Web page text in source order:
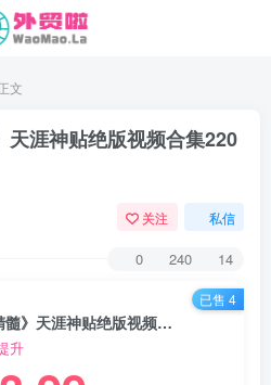
文
天涯神贴绝版视频合集220
关注 私信
0 240 14
神贴绝版视频合集220在线观看
升
已售 4